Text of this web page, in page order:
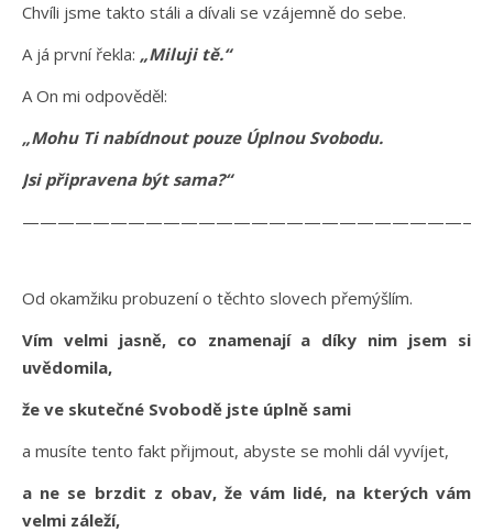
Chvíli jsme takto stáli a dívali se vzájemně do sebe.
A já první řekla: „Miluji tě.“
A On mi odpověděl:
„Mohu Ti nabídnout pouze Úplnou Svobodu.
Jsi připravena být sama?“
Od okamžiku probuzení o těchto slovech přemýšlím.
Vím velmi jasně, co znamenají a díky nim jsem si
uvědomila,
že ve skutečné Svobodě jste úplně sami
a musíte tento fakt přijmout, abyste se mohli dál vyvíjet,
a ne se brzdit z obav, že vám lidé, na kterých vám
velmi záleží,